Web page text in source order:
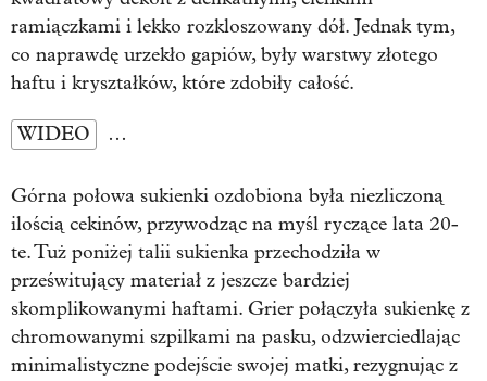
ramiączkami i lekko rozkloszowany dół. Jednak tym,
co naprawdę urzekło gapiów, były warstwy złotego
haftu i kryształków, które zdobiły całość.
WIDEO …
Górna połowa sukienki ozdobiona była niezliczoną
ilością cekinów, przywodząc na myśl ryczące lata 20-
te. Tuż poniżej talii sukienka przechodziła w
prześwitujący materiał z jeszcze bardziej
skomplikowanymi haftami. Grier połączyła sukienkę z
chromowanymi szpilkami na pasku, odzwierciedlając
minimalistyczne podejście swojej matki, rezygnując z